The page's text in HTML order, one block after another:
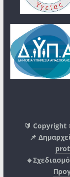
🔰
📌